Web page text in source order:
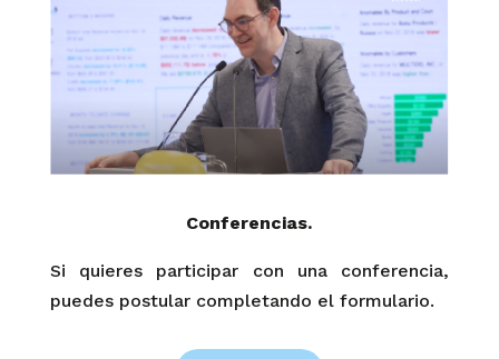
Conferencias.
Si quieres participar con una conferencia,
puedes postular completando el formulario.